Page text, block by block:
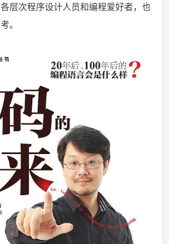
层次程序设计人员和编程爱好者，也
。